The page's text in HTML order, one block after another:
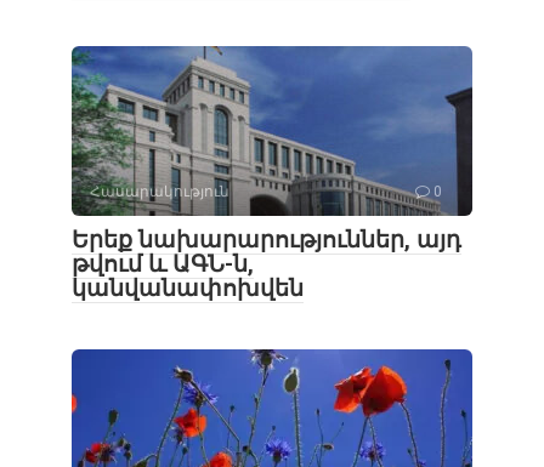
Հասարակություն 0
Երեք նախարարություններ, այդ
թվում և ԱԳՆ-ն,
կանվանափոխվեն